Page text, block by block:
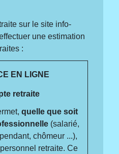
sur le site info-
une estimation
:
EN LIGNE
retraite
quelle que soit
(salarié,
chômeur ...),
retraite. Ce